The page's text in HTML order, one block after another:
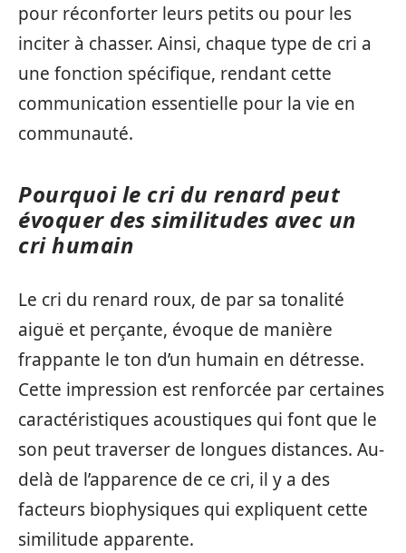
pour réconforter leurs petits ou pour les
inciter à chasser. Ainsi, chaque type de cri a
une fonction spécifique, rendant cette
communication essentielle pour la vie en
communauté.
Pourquoi le cri du renard peut
évoquer des similitudes avec un
cri humain
Le cri du renard roux, de par sa tonalité
aiguë et perçante, évoque de manière
frappante le ton d’un humain en détresse.
Cette impression est renforcée par certaines
caractéristiques acoustiques qui font que le
son peut traverser de longues distances. Au-
delà de l’apparence de ce cri, il y a des
facteurs biophysiques qui expliquent cette
similitude apparente.